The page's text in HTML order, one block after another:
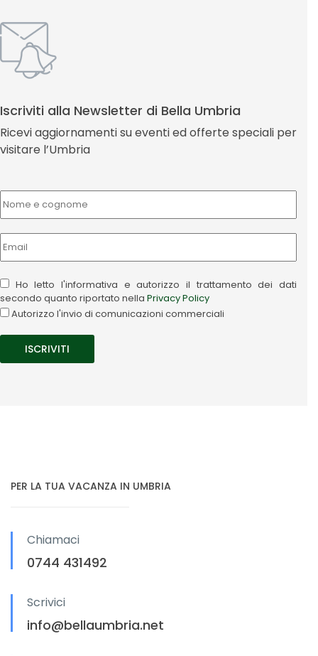
Iscriviti alla Newsletter di Bella Umbria
Ricevi aggiornamenti su eventi ed offerte speciali per
visitare l’Umbria
Ho letto l'informativa e autorizzo il trattamento dei dati
secondo quanto riportato nella Privacy Policy
Autorizzo l'invio di comunicazioni commerciali
PER LA TUA VACANZA IN UMBRIA
Chiamaci
0744 431492
Scrivici
info@bellaumbria.net